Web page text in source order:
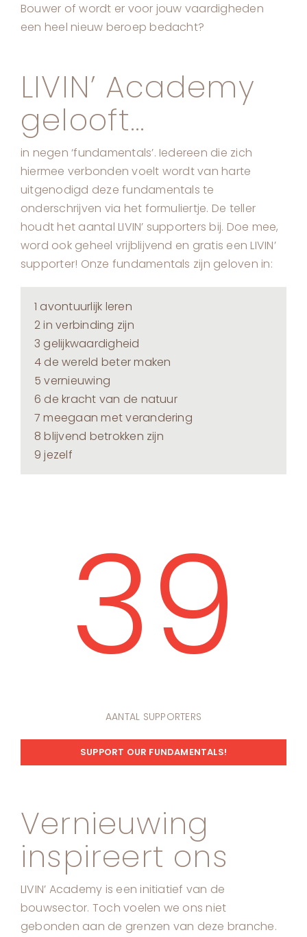
Bouwer of wordt er voor jouw vaardigheden
een heel nieuw beroep bedacht?
LIVIN’ Academy
gelooft…
in negen ‘fundamentals’. Iedereen die zich
hiermee verbonden voelt wordt van harte
uitgenodigd deze fundamentals te
onderschrijven via het formuliertje. De teller
houdt het aantal LIVIN’ supporters bij. Doe mee,
word ook geheel vrijblijvend en gratis een LIVIN’
supporter! Onze fundamentals zijn geloven in:
1 avontuurlijk leren
2 in verbinding zijn
3 gelijkwaardigheid
4 de wereld beter maken
5 vernieuwing
6 de kracht van de natuur
7 meegaan met verandering
8 blijvend betrokken zijn
9 jezelf
39
AANTAL SUPPORTERS
SUPPORT OUR FUNDAMENTALS!
Vernieuwing
inspireert ons
LIVIN’ Academy is een initiatief van de
bouwsector. Toch voelen we ons niet
gebonden aan de grenzen van deze branche.